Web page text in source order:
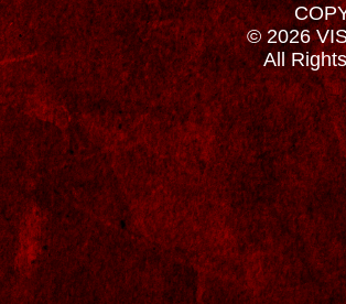
© 2026
All